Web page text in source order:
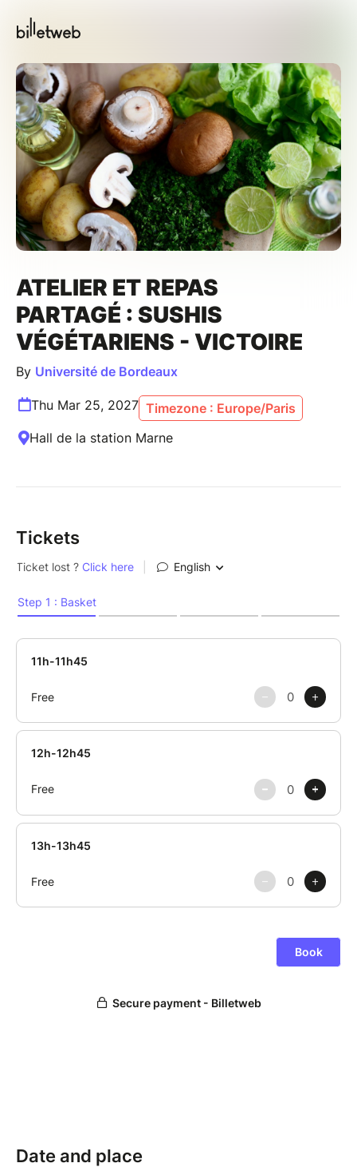
ATELIER ET REPAS
PARTAGÉ : SUSHIS
VÉGÉTARIENS - VICTOIRE
By Université de Bordeaux
Thu Mar 25, 2027 Timezone : Europe/Paris
Hall de la station Marne
Tickets
Date and place